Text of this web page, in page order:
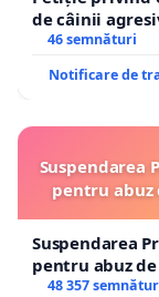
de câinii
46 semnături
Notificare de
Suspendarea
pentru abuz
Suspendarea
pentru abuz
48 357